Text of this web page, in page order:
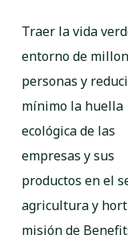
Traer la vida
entorno de
personas y
mínimo la huella
ecológica de las
empresas y sus
productos en el
agricultura y
misión de